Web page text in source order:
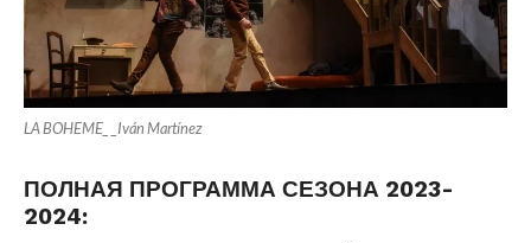
LA BOHEME_ _Iván Martínez
ПОЛНАЯ ПРОГРАММА СЕЗОНА 2023-
2024: